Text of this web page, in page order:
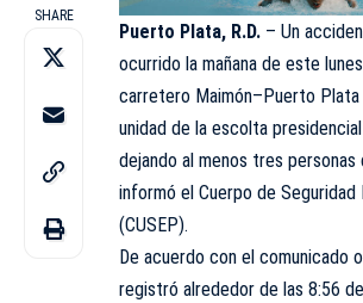
SHARE
Puerto Plata, R.D. – Un
ocurrido la mañana de este
carretero Maimón–Puerto Plata
unidad de la escolta
dejando al menos tres personas
informó el Cuerpo de Seguridad
(CUSEP).
De acuerdo con el comunicado
registró alrededor de las 8:56 de